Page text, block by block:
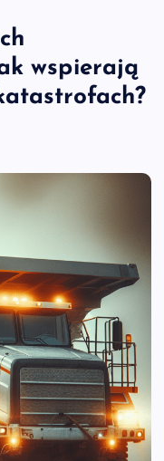
wspierają